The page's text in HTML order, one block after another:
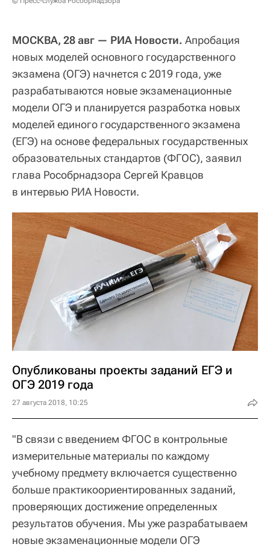
МОСКВА, 28 авг — РИА Новости. Апробация
новых моделей основного государственного
экзамена (ОГЭ) начнется с 2019 года, уже
разрабатываются новые экзаменационные
модели ОГЭ и планируется разработка новых
моделей единого государственного экзамена
(ЕГЭ) на основе федеральных государственных
образовательных стандартов (ФГОС), заявил
глава Рособрнадзора Сергей Кравцов
в интервью РИА Новости.
Опубликованы проекты заданий ЕГЭ и
ОГЭ 2019 года
27 августа 2018, 10:25
"В связи с введением ФГОС в контрольные
измерительные материалы по каждому
учебному предмету включается существенно
больше практикоориентированных заданий,
проверяющих достижение определенных
результатов обучения. Мы уже разрабатываем
новые экзаменационные модели ОГЭ